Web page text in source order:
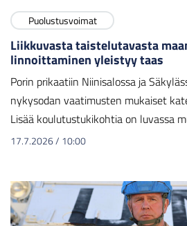
Puolustusvoimat
Liikkuvasta taistelutavasta
linnoittaminen yleistyy taas
Porin prikaatiin Niinisalossa ja
nykysodan vaatimusten mukaiset
Lisää koulutustukikohtia on luvassa
17.7.2026/ 10:00